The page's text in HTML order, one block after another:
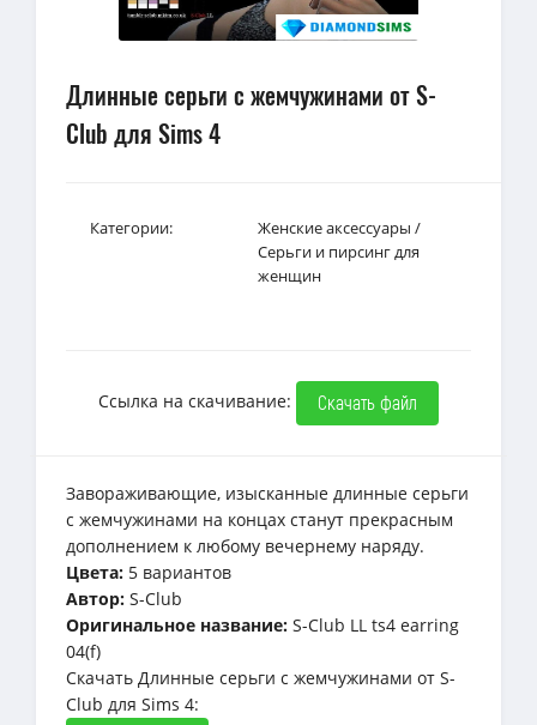
Длинные серьги с жемчужинами от S-
Club для Sims 4
Категории: Женские аксессуары /
Серьги и пирсинг для
женщин
Ссылка на скачивание: Скачать файл
Завораживающие, изысканные длинные серьги
с жемчужинами на концах станут прекрасным
дополнением к любому вечернему наряду.
Цвета: 5 вариантов
Автор: S-Club
Оригинальное название: S-Club LL ts4 earring
04(f)
Скачать Длинные серьги с жемчужинами от S-
Club для Sims 4: